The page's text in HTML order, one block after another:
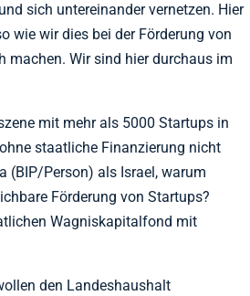
sich untereinander vernetzen. Hier
wie wir dies bei der Förderung von
machen. Wir sind hier durchaus im
mit mehr als 5000 Startups in
staatliche Finanzierung nicht
(BIP/Person) als Israel, warum
Förderung von Startups?
Wagniskapitalfond mit
den Landeshaushalt